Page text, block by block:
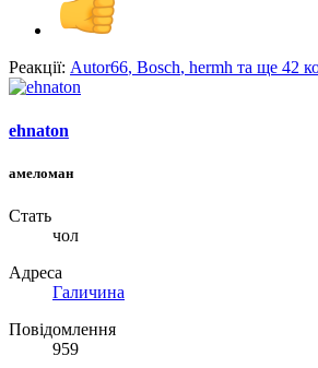
Реакції: Autor66, Bosch, hermh та ще 42
ehnaton
амеломан
Стать
чол
Адреса
Галичина
Повідомлення
959